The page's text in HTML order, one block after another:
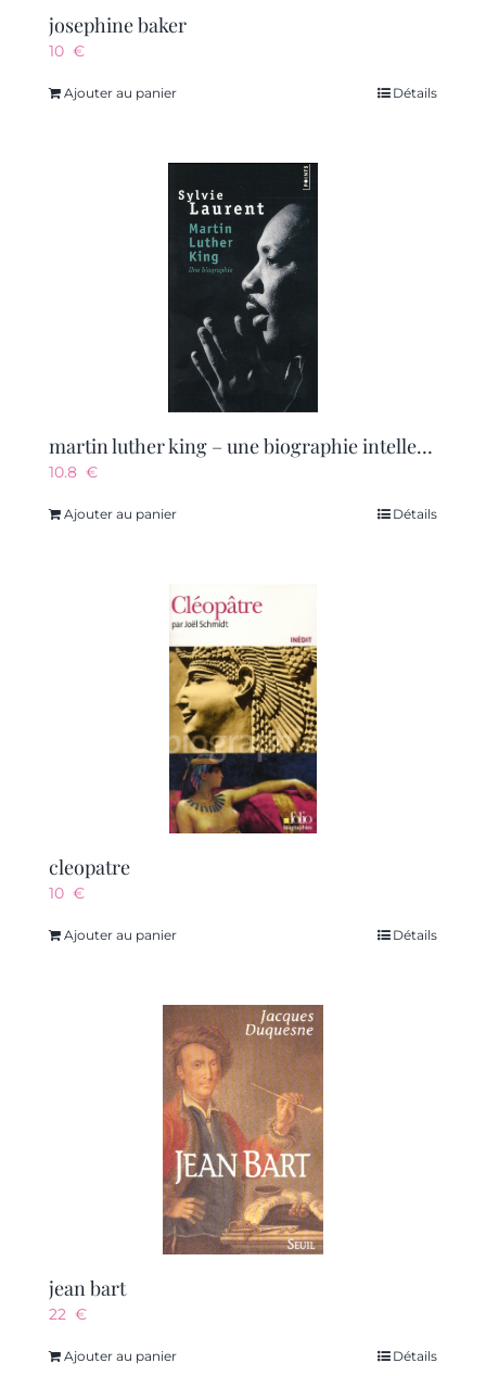
josephine baker
10 €
Ajouter au panier Détails
martin luther king – une biographie intellectuelle et politique
10.8 €
Ajouter au panier Détails
cleopatre
10 €
Ajouter au panier Détails
jean bart
22 €
Ajouter au panier Détails